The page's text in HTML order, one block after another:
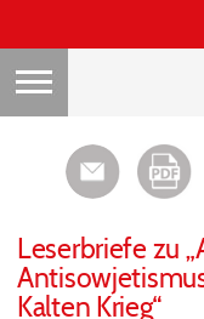
Leserbriefe zu
Kalten Krieg“